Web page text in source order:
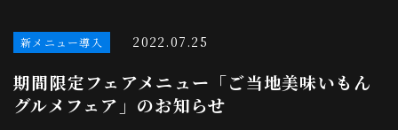
新メニュー導入 2022.07.25
期間限定フェアメニュー「ご当地美味いもん
グルメフェア」のお知らせ